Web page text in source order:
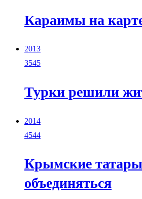
Караимы на
2013
3545
Турки решили
2014
4544
Крымские
объединяться